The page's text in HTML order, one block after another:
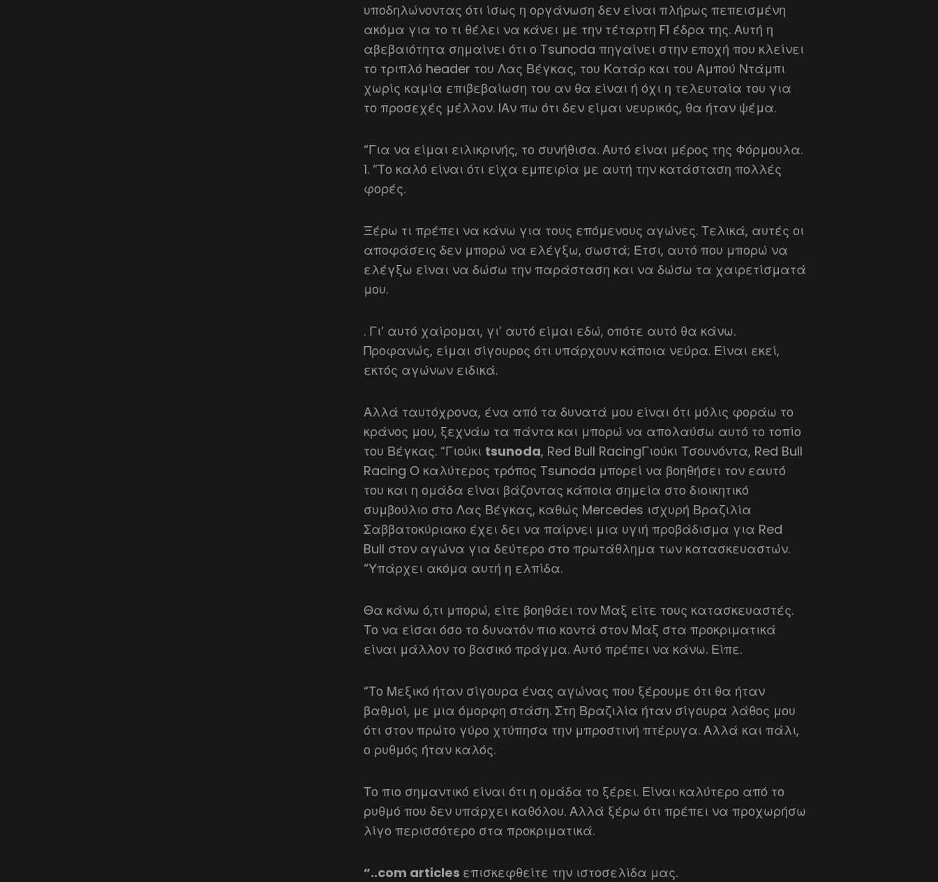
υποδηλώνοντας ότι ίσως η οργάνωση δεν είναι πλήρως πεπεισμένη
ακόμα για το τι θέλει να κάνει με την τέταρτη F1 έδρα της. Αυτή η
αβεβαιότητα σημαίνει ότι ο Tsunoda πηγαίνει στην εποχή που κλείνει
το τριπλό header του Λας Βέγκας, του Κατάρ και του Αμπού Ντάμπι
χωρίς καμία επιβεβαίωση του αν θα είναι ή όχι η τελευταία του για
το προσεχές μέλλον. IΑν πω ότι δεν είμαι νευρικός, θα ήταν ψέμα.
“Για να είμαι ειλικρινής, το συνήθισα. Αυτό είναι μέρος της Φόρμουλα.
1. “Το καλό είναι ότι είχα εμπειρία με αυτή την κατάσταση πολλές
φορές.
Ξέρω τι πρέπει να κάνω για τους επόμενους αγώνες. Τελικά, αυτές οι
αποφάσεις δεν μπορώ να ελέγξω, σωστά; Έτσι, αυτό που μπορώ να
ελέγξω είναι να δώσω την παράσταση και να δώσω τα χαιρετίσματά
μου.
. Γι’ αυτό χαίρομαι, γι’ αυτό είμαι εδώ, οπότε αυτό θα κάνω.
Προφανώς, είμαι σίγουρος ότι υπάρχουν κάποια νεύρα. Είναι εκεί,
εκτός αγώνων ειδικά.
Αλλά ταυτόχρονα, ένα από τα δυνατά μου είναι ότι μόλις φοράω το
κράνος μου, ξεχνάω τα πάντα και μπορώ να απολαύσω αυτό το τοπίο
του Βέγκας. “Γιούκι tsunoda, Red Bull RacingΓιούκι Τσουνόντα, Red Bull
Racing Ο καλύτερος τρόπος Tsunoda μπορεί να βοηθήσει τον εαυτό
του και η ομάδα είναι βάζοντας κάποια σημεία στο διοικητικό
συμβούλιο στο Λας Βέγκας, καθώς Mercedes ισχυρή Βραζιλία
Σαββατοκύριακο έχει δει να παίρνει μια υγιή προβάδισμα για Red
Bull στον αγώνα για δεύτερο στο πρωτάθλημα των κατασκευαστών.
“Υπάρχει ακόμα αυτή η ελπίδα.
Θα κάνω ό,τι μπορώ, είτε βοηθάει τον Μαξ είτε τους κατασκευαστές.
Το να είσαι όσο το δυνατόν πιο κοντά στον Μαξ στα προκριματικά
είναι μάλλον το βασικό πράγμα. Αυτό πρέπει να κάνω. Είπε.
“Το Μεξικό ήταν σίγουρα ένας αγώνας που ξέρουμε ότι θα ήταν
βαθμοί, με μια όμορφη στάση. Στη Βραζιλία ήταν σίγουρα λάθος μου
ότι στον πρώτο γύρο χτύπησα την μπροστινή πτέρυγα. Αλλά και πάλι,
ο ρυθμός ήταν καλός.
Το πιο σημαντικό είναι ότι η ομάδα το ξέρει. Είναι καλύτερο από το
ρυθμό που δεν υπάρχει καθόλου. Αλλά ξέρω ότι πρέπει να προχωρήσω
λίγο περισσότερο στα προκριματικά.
”..com articles επισκεφθείτε την ιστοσελίδα μας.